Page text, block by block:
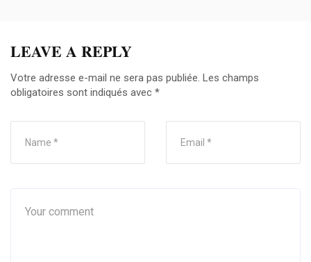
LEAVE A REPLY
Votre adresse e-mail ne sera pas publiée. Les champs
obligatoires sont indiqués avec *